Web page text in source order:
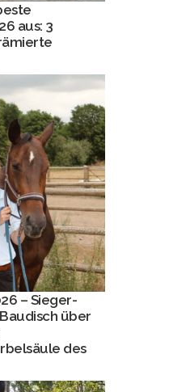
aus: 3
– Sieger-
über
des